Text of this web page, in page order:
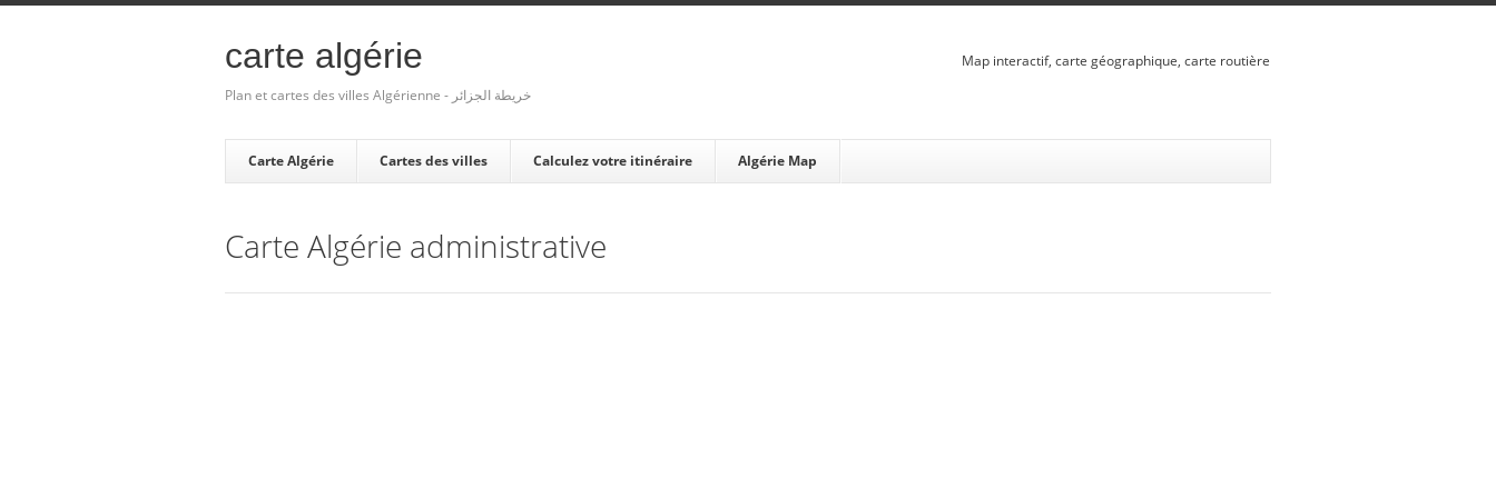
carte algérie
Plan et cartes des villes Algérienne - خريطة الجزائر
Map interactif, carte géographique, carte routière
Carte Algérie Cartes des villes Calculez votre itinéraire Algérie Map
Carte Algérie administrative